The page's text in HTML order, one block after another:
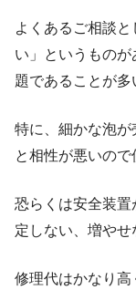
よくあるご相談
い」というもの
題であることが多
特に、細かな泡
と相性が悪いので
恐らくは安全装
定しない、増やせ
修理代はかなり高